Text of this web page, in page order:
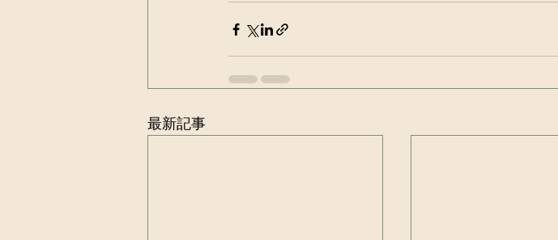
最新記事